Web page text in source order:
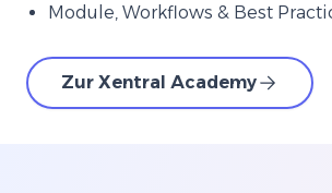
Module, Workflows & Best
Zur Xentral Academy